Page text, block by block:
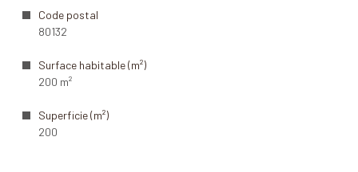
Code postal
80132
Surface habitable (m²)
200 m²
Superficie (m²)
200